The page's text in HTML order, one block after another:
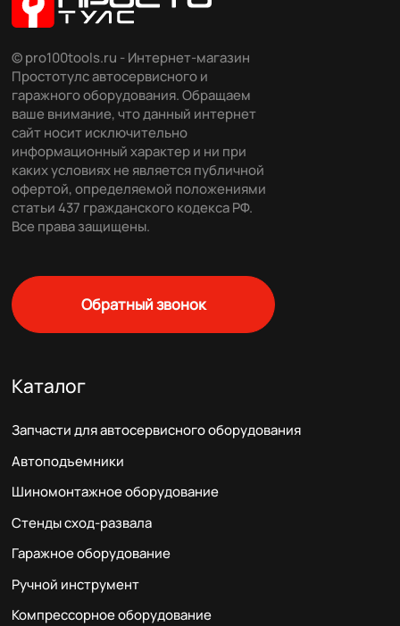
© pro100tools.ru - Интернет-магазин
Простотулс автосервисного и
гаражного оборудования. Обращаем
ваше внимание, что данный интернет
сайт носит исключительно
информационный характер и ни при
каких условиях не является публичной
офертой, определяемой положениями
статьи 437 гражданского кодекса РФ.
Все права защищены.
Обратный звонок
Каталог
Запчасти для автосервисного оборудования
Автоподъемники
Шиномонтажное оборудование
Стенды сход-развала
Гаражное оборудование
Ручной инструмент
Компрессорное оборудование